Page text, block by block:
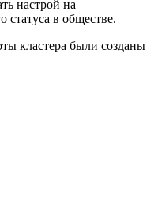
настрой на
статуса в обществе.
кластера были созданы